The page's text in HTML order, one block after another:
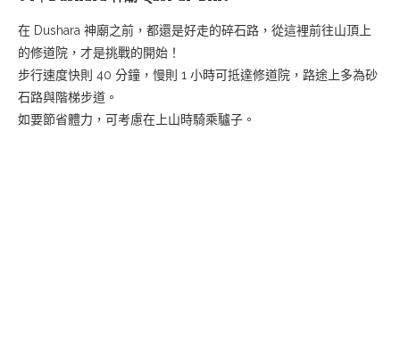
在 Dushara 神廟之前，都還是好走的碎石路，從這裡前往山頂上
的修道院，才是挑戰的開始！
步行速度快則 40 分鐘，慢則 1 小時可抵達修道院，路途上多為砂
石路與階梯步道。
如要節省體力，可考慮在上山時騎乘驢子。